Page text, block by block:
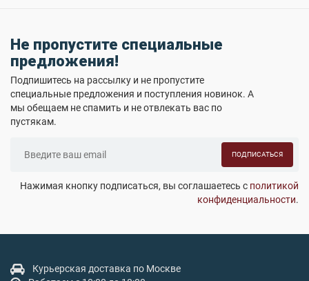
Не пропустите специальные
предложения!
Подпишитесь на рассылку и не пропустите
специальные предложения и поступления новинок. А
мы обещаем не спамить и не отвлекать вас по
пустякам.
ПОДПИСАТЬСЯ
Нажимая кнопку подписаться, вы соглашаетесь с политикой
конфиденциальности.
Курьерская доставка по Москве